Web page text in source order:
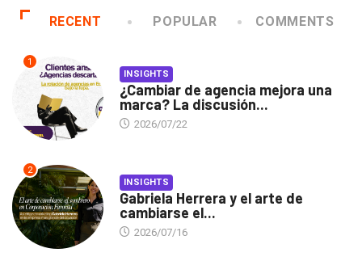
RECENT POPULAR COMMENTS
1
INSIGHTS
¿Cambiar de agencia mejora una
marca? La discusión...
2026/07/22
2
INSIGHTS
Gabriela Herrera y el arte de
cambiarse el...
2026/07/16